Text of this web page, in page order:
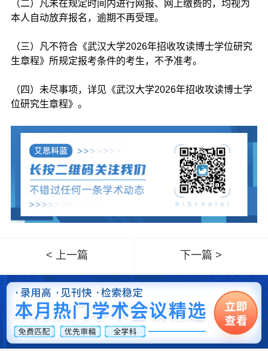
（二）凡未在规定时间内进行网报、网上缴费的，均视为
本人自动放弃报名，逾期不再受理。
（三）凡不符合《武汉大学2026年招收攻读博士学位研究
生章程》所规定报考条件的考生，不予准考。
（四）未尽事项，详见《武汉大学2026年招收攻读博士学
位研究生章程》。
< 上一篇 下一篇 >